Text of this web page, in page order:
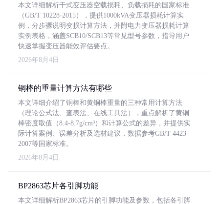
本文详细解析干式变压器空载损耗、负载损耗的国家标准
（GB/T 10228-2015），提供1000kVA变压器损耗计算实
例，分步骤说明变损计算方法，并附电力变压器损耗计算
实例表格，涵盖SCB10/SCB13等常见型号参数，指导用户
快速掌握变压器能效评估要点。
2026年8月4日
铜棒的重量计算方法有哪些
本文详细介绍了铜棒和黄铜棒重量的三种常用计算方法
（理论公式法、查表法、在线工具法），重点解析了黄铜
棒密度取值（8.4-8.7g/cm³）和计算公式的差异，并提供实
际计算案例、误差分析及选材建议，数据参考GB/T 4423-
2007等国家标准。
2026年8月4日
BP2863芯片各引脚功能
本文详细解析BP2863芯片的引脚功能及参数，包括各引脚